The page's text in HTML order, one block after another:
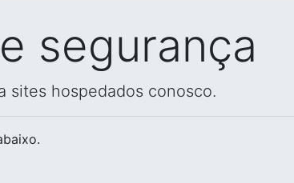
segurança
sites hospedados conosco.